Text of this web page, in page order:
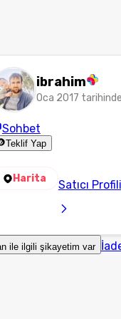
ibrahim
Oca 2017
Sohbet
Teklif Yap
Harita Satıcı Profili
ile ilgili şikayetim var